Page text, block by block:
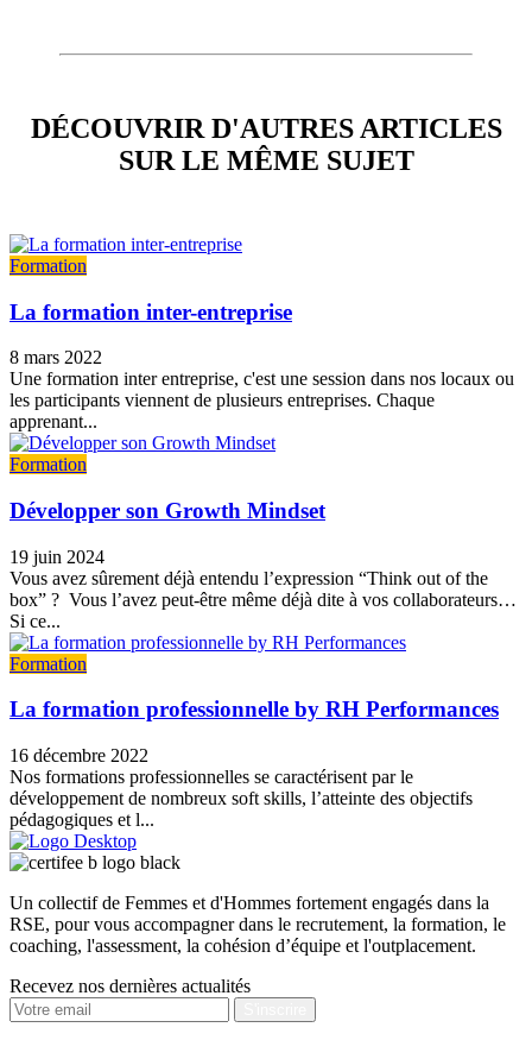
DÉCOUVRIR D'AUTRES ARTICLES
SUR LE MÊME SUJET
Formation
La formation inter-entreprise
8 mars 2022
Une formation inter entreprise, c'est une session dans nos locaux ou
les participants viennent de plusieurs entreprises. Chaque
apprenant...
Formation
Développer son Growth Mindset
19 juin 2024
Vous avez sûrement déjà entendu l’expression “Think out of the
box” ? Vous l’avez peut-être même déjà dite à vos collaborateurs…
Si ce...
Formation
La formation professionnelle by RH Performances
16 décembre 2022
Nos formations professionnelles se caractérisent par le
développement de nombreux soft skills, l’atteinte des objectifs
pédagogiques et l...
Un collectif de Femmes et d'Hommes fortement engagés dans la
RSE, pour vous accompagner dans le recrutement, la formation, le
coaching, l'assessment, la cohésion d’équipe et l'outplacement.
Recevez nos dernières actualités